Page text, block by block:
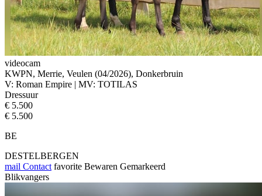
videocam
KWPN, Merrie, Veulen (04/2026), Donkerbruin
V: Roman Empire | MV: TOTILAS
Dressuur
€ 5.500
€ 5.500
BE
DESTELBERGEN
mail Contact favorite Bewaren Gemarkeerd
Blikvangers